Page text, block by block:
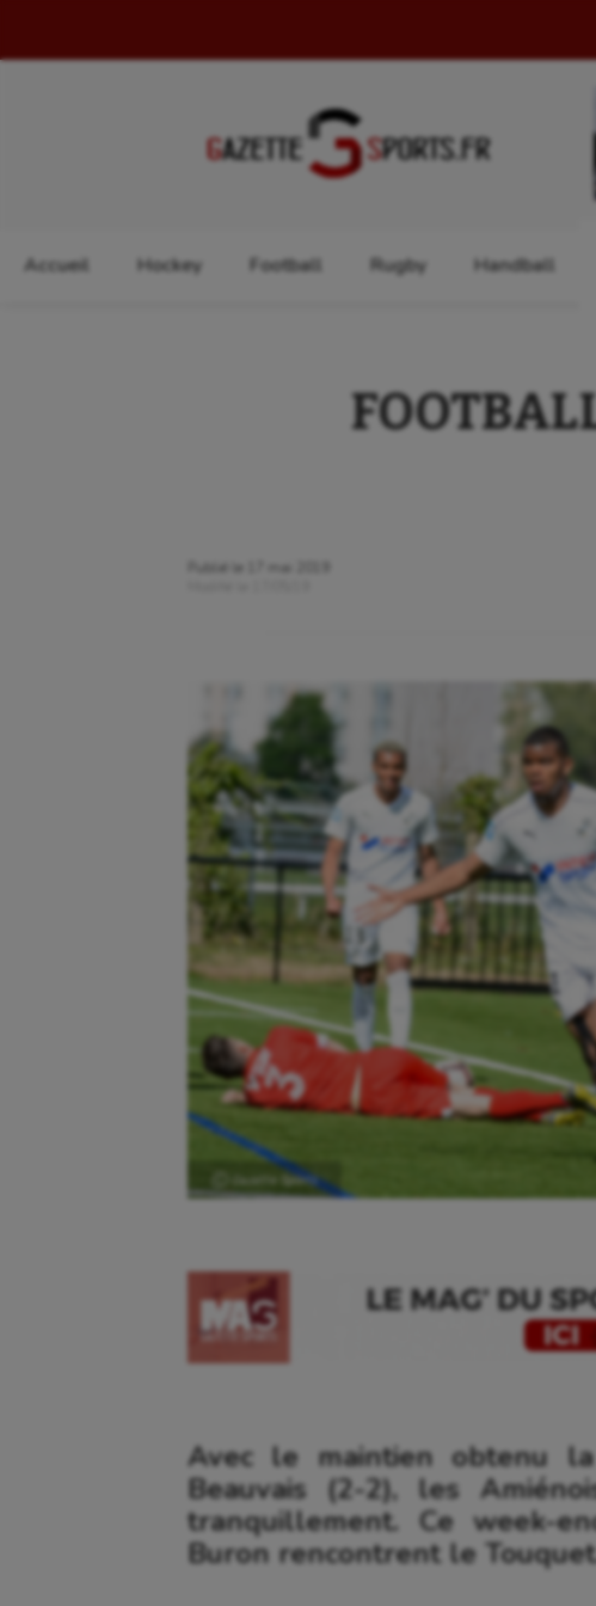
Accueil Hockey Football Rugby Handball
Publié le
17 mai 2019
Ⓒ Gazette Sports
Avec le maintien obtenu
Beauvais (2-2), les
tranquillement. Ce week-
Buron rencontrent le